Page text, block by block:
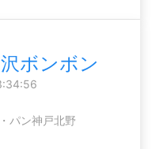
ボンボン
パン神戸北野